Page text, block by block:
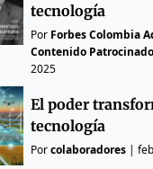
tecnología
Por Forbes Colombia
Contenido Patrocinado
2025
El poder
tecnología
Porcolaboradores |